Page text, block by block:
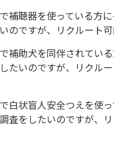
補聴器を使っている方
のですが、リクルート
補助犬を同伴されてい
たいのですが、リクル
白状盲人安全つえを使
査をしたいのですが、